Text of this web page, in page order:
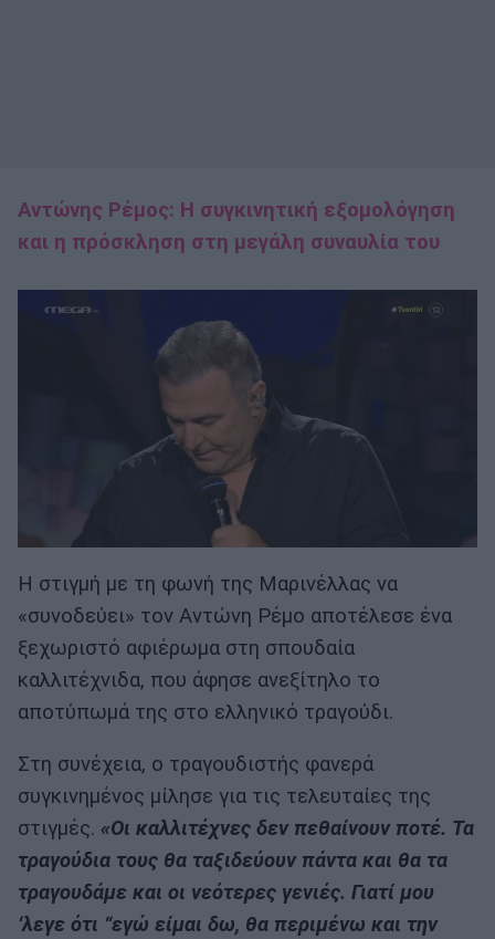
Αντώνης Ρέμος: H συγκινητική εξομολόγηση
και η πρόσκληση στη μεγάλη συναυλία του
Η στιγμή με τη φωνή της Μαρινέλλας να
«συνοδεύει» τον Αντώνη Ρέμο αποτέλεσε ένα
ξεχωριστό αφιέρωμα στη σπουδαία
καλλιτέχνιδα, που άφησε ανεξίτηλο το
αποτύπωμά της στο ελληνικό τραγούδι.
Στη συνέχεια, ο τραγουδιστής φανερά
συγκινημένος μίλησε για τις τελευταίες της
στιγμές. «Οι καλλιτέχνες δεν πεθαίνουν ποτέ. Τα
τραγούδια τους θα ταξιδεύουν πάντα και θα τα
τραγουδάμε και οι νεότερες γενιές. Γιατί μου
‘λεγε ότι “εγώ είμαι δω, θα περιμένω και την